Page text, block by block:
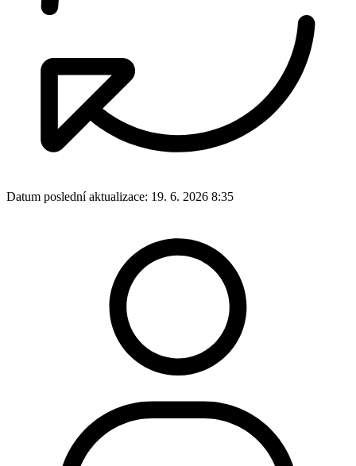
Datum poslední aktualizace: 19. 6. 2026 8:35